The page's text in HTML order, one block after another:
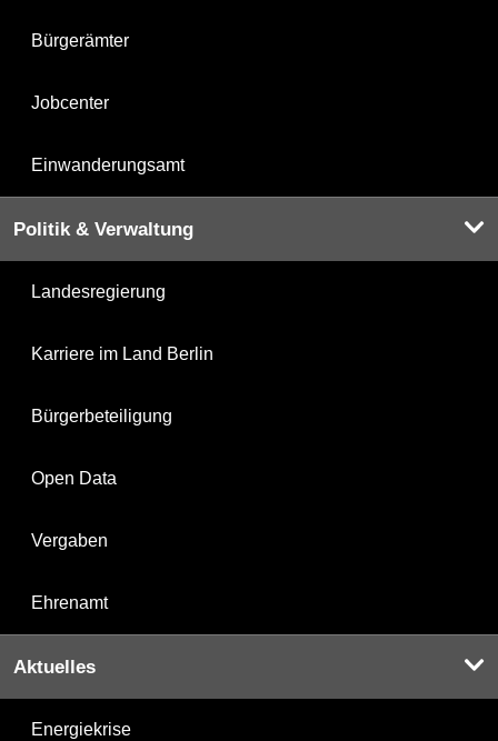
Bürgerämter
Jobcenter
Einwanderungsamt
Politik & Verwaltung
Landesregierung
Karriere im Land Berlin
Bürgerbeteiligung
Open Data
Vergaben
Ehrenamt
Aktuelles
Energiekrise